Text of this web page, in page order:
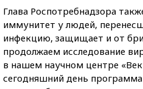
Глава Роспотребнадзора
иммунитет у людей,
инфекцию, защищает и от
продолжаем исследование
в нашем научном центре
сегодняшний день программа